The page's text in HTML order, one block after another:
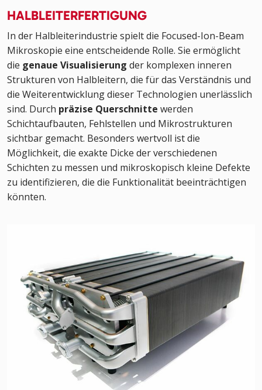
HALBLEITERFERTIGUNG
In der Halbleiterindustrie spielt die Focused-Ion-Beam
Mikroskopie eine entscheidende Rolle. Sie ermöglicht
die genaue Visualisierung der komplexen inneren
Strukturen von Halbleitern, die für das Verständnis und
die Weiterentwicklung dieser Technologien unerlässlich
sind. Durch präzise Querschnitte werden
Schichtaufbauten, Fehlstellen und Mikrostrukturen
sichtbar gemacht. Besonders wertvoll ist die
Möglichkeit, die exakte Dicke der verschiedenen
Schichten zu messen und mikroskopisch kleine Defekte
zu identifizieren, die die Funktionalität beeinträchtigen
könnten.